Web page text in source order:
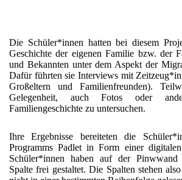
Die Schüler*innen hatten bei diesem
Geschichte der eigenen Familie bzw. der
und Bekannten unter dem Aspekt der
Dafür führten sie Interviews mit
Großeltern und Familienfreunden).
Gelegenheit, auch Fotos oder
Familiengeschichte zu untersuchen.
Ihre Ergebnisse bereiteten die
Programms Padlet in Form einer
Schüler*innen haben auf der
Spalte frei gestaltet. Die Spalten stehen